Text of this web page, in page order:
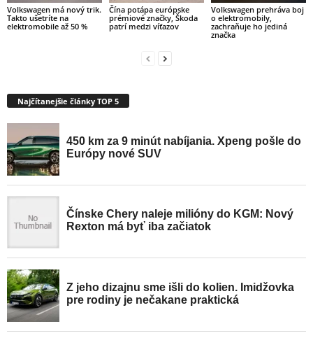
Volkswagen má nový trik.
Takto ušetríte na
elektromobile až 50 %
Čína potápa európske
prémiové značky, Škoda
patrí medzi víťazov
Volkswagen prehráva boj
o elektromobily,
zachraňuje ho jediná
značka
Najčítanejšie články TOP 5